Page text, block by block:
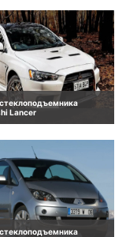
Lancer